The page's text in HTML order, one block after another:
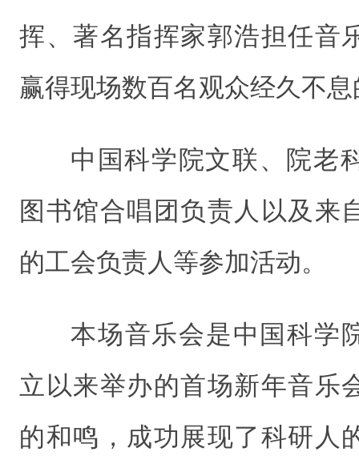
挥、著名指挥家郭浩担任音
赢得现场数百名观众经久不
中国科学院文联、院老
图书馆合唱团负责人以及来
的工会负责人等参加活动。
本场音乐会是中国科学
立以来举办的首场新年音乐
的和鸣，成功展现了科研人